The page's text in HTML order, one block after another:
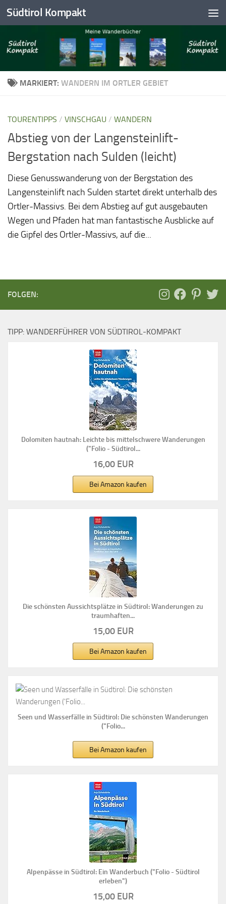
Skip to content
Südtirol Kompakt
MARKIERT: WANDERN IM ORTLER GEBIET
TOURENTIPPS / VINSCHGAU / WANDERN
Abstieg von der Langensteinlift-
Bergstation nach Sulden (leicht)
Diese Genusswanderung von der Bergstation des
Langensteinlift nach Sulden startet direkt unterhalb des
Ortler-Massivs. Bei dem Abstieg auf gut ausgebauten
Wegen und Pfaden hat man fantastische Ausblicke auf
die Gipfel des Ortler-Massivs, auf die...
FOLGEN:
TIPP: WANDERFÜHRER VON SÜDTIROL-KOMPAKT
Dolomiten hautnah: Leichte bis mittelschwere Wanderungen
("Folio - Südtirol...
16,00 EUR
Bei Amazon kaufen
Die schönsten Aussichtsplätze in Südtirol: Wanderungen zu
traumhaften...
15,00 EUR
Bei Amazon kaufen
Seen und Wasserfälle in Südtirol: Die schönsten Wanderungen
("Folio...
Bei Amazon kaufen
Alpenpässe in Südtirol: Ein Wanderbuch ("Folio - Südtirol
erleben")
15,00 EUR